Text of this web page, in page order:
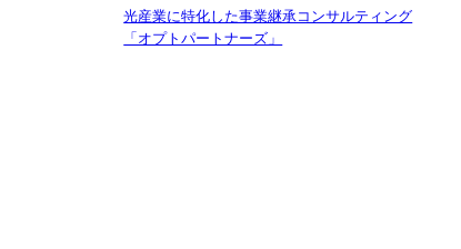
光産業に特化した事業継承コンサルティング
「オプトパートナーズ」